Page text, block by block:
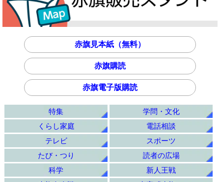
赤旗見本紙（無料）
赤旗購読
赤旗電子版購読
特集
学問・文化
くらし家庭
電話相談
テレビ
スポーツ
たび・つり
読者の広場
科学
新人王戦